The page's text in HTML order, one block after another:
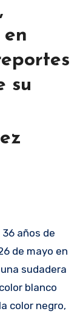
en
su
36 años de
de mayo en
sudadera
blanco
color negro,